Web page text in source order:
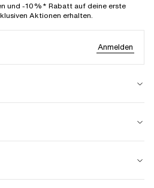
und -10%* Rabatt auf deine erste
Aktionen erhalten.
Anmelden